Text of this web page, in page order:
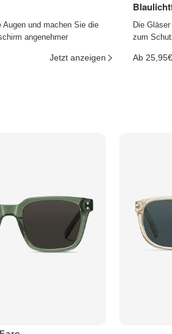
und machen Sie die
angenehmer
Jetzt anzeigen
Die
zum
Ab 25,95€